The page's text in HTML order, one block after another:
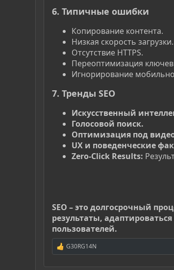
6. Типичные ошибки
Копирование контента.
Низкая скорость загрузки.
Отсутствие HTTPS.
Переоптимизация
Игнорирование
7. Тренды SEO
Искусственный
Голосовой поиск.
Оптимизация под видео
UX и поведенческие
Zero-Click Results:
SEO – это долгосрочный
результаты,
пользователей.
Р
е
а
G30RG14N